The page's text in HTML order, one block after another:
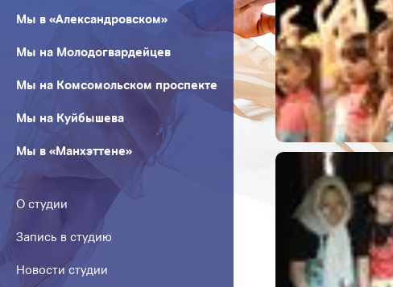
Мы в «Александровском»
Мы на Молодогвардейцев
Мы на Комсомольском проспекте
Мы на Куйбышева
Мы в «Манхэттене»
О студии
Запись в студию
Новости студии